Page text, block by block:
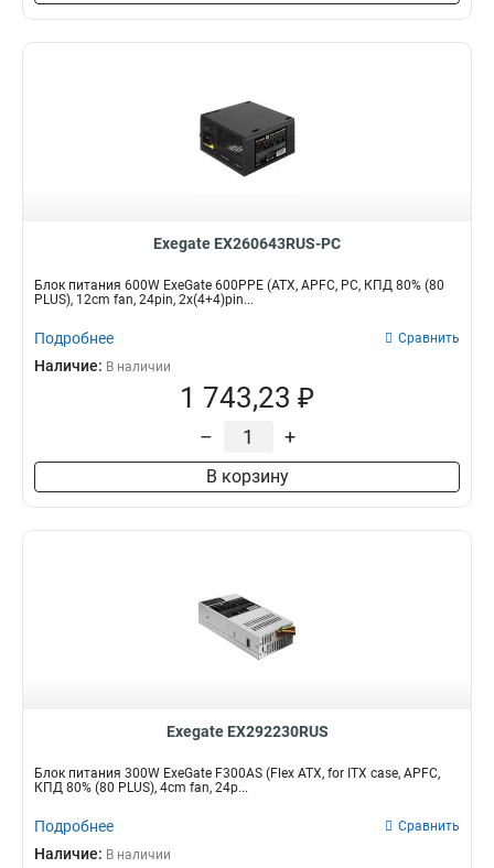
Exegate EX260643RUS-PC
Блок питания 600W ExeGate 600PPE (ATX, APFC, PC, КПД 80% (80
PLUS), 12cm fan, 24pin, 2x(4+4)pin...
Подробнее Сравнить
Наличие: В наличии
1 743,23 ₽
– +
В корзину
Exegate EX292230RUS
Блок питания 300W ExeGate F300AS (Flex ATX, for ITX case, APFC,
КПД 80% (80 PLUS), 4cm fan, 24p...
Подробнее Сравнить
Наличие: В наличии